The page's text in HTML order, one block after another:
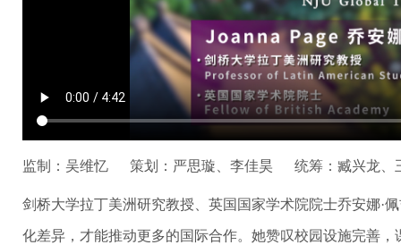
监制：吴维忆 策划：严思璇、李佳昊 统筹：臧兴龙、
剑桥大学拉丁美洲研究教授、英国国家学术院院士乔安娜·
化差异，才能推动更多的国际合作。她赞叹校园设施完善